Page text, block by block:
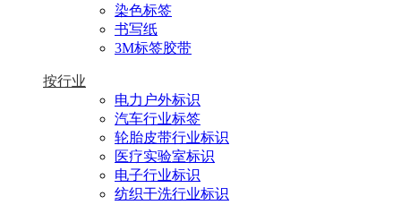
染色标签
书写纸
3M标签胶带
按行业
电力户外标识
汽车行业标签
轮胎皮带行业标识
医疗实验室标识
电子行业标识
纺织干洗行业标识